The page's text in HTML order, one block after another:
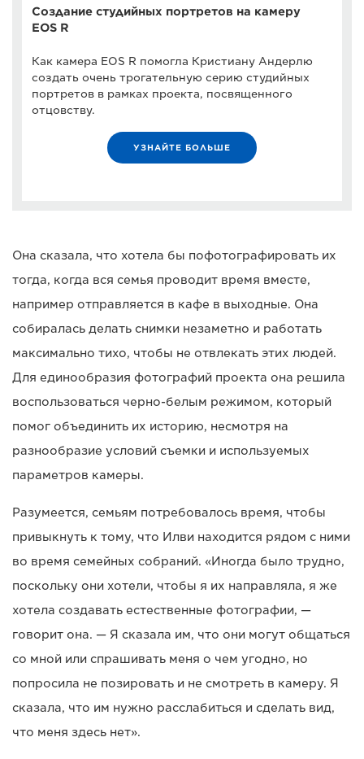
Создание студийных портретов на камеру
EOS R
Как камера EOS R помогла Кристиану Андерлю
создать очень трогательную серию студийных
портретов в рамках проекта, посвященного
отцовству.
УЗНАЙТЕ БОЛЬШЕ
Она сказала, что хотела бы пофотографировать их
тогда, когда вся семья проводит время вместе,
например отправляется в кафе в выходные. Она
собиралась делать снимки незаметно и работать
максимально тихо, чтобы не отвлекать этих людей.
Для единообразия фотографий проекта она решила
воспользоваться черно-белым режимом, который
помог объединить их историю, несмотря на
разнообразие условий съемки и используемых
параметров камеры.
Разумеется, семьям потребовалось время, чтобы
привыкнуть к тому, что Илви находится рядом с ними
во время семейных собраний. «Иногда было трудно,
поскольку они хотели, чтобы я их направляла, я же
хотела создавать естественные фотографии, —
говорит она. — Я сказала им, что они могут общаться
со мной или спрашивать меня о чем угодно, но
попросила не позировать и не смотреть в камеру. Я
сказала, что им нужно расслабиться и сделать вид,
что меня здесь нет».